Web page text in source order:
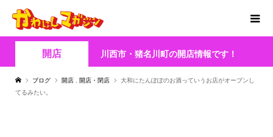
開店 川西市・猪名川町の開店情報です！
ブログ 開店 開店・閉店
大和にたんぽぽのお酒っていうお店がオープンし
てるみたい。